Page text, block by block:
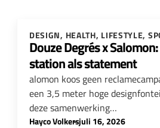
DESIGN, HEALTH, LIFESTYLE,
Douze Degrés x
station als statement
alomon koos geen
een 3,5 meter hoge
deze samenwerking…
Hayco Volkers
-juli 16, 2026